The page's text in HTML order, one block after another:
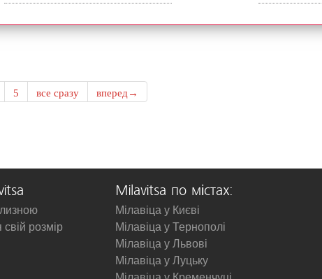
5 все сразу вперед→
свій розмір
Milavitsa по містах:
Мілавіца у Києві
Мілавіца у Тернополі
Мілавіца у Львові
Мілавіца у Луцьку